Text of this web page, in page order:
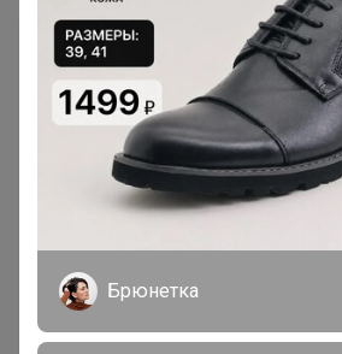
Брюнетка